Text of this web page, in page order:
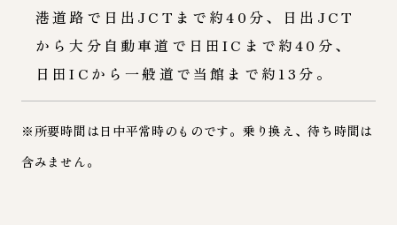
港道路で日出JCTまで約40分、日出JCT
から大分自動車道で日田ICまで約40分、
日田ICから一般道で当館まで約13分。
※所要時間は日中平常時のものです。乗り換え、待ち時間は
含みません。